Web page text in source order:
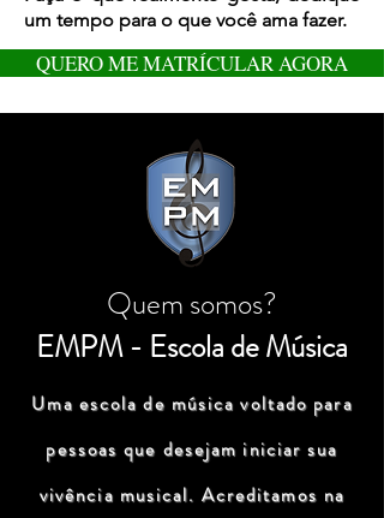
um tempo para o que você ama fazer.
QUERO ME MATRÍCULAR AGORA
Quem somos?
EMPM - Escola de Música
Uma escola de música voltado para
pessoas que desejam iniciar sua
vivência musical. Acreditamos na